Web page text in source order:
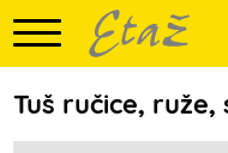
Tuš ručice,